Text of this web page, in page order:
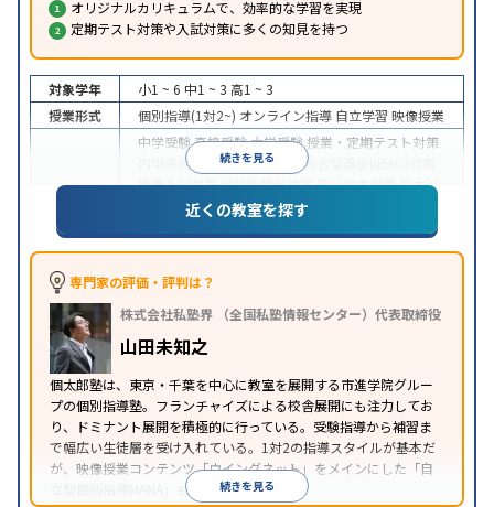
オリジナルカリキュラムで、効率的な学習を実現
定期テスト対策や入試対策に多くの知見を持つ
続きを見る
対象学年 小1 ~ 6 中1 ~ 3 高1 ~ 3
授業形式
個別指導(1対2~) オンライン指導 自立学習 映像授業
中学受験高校受験大学受験 授業・定期テスト対策
内申点対策
学習習慣の定着
総合型選抜(旧AO)対策
推薦入試対策学校別特化対策国公立大対策私大対
共通テスト対策英検(英語検定)対策
その他
特徴
中高一貫校生に対応
応
学習にPC・タブレットを利用
科目から受講可能 季節講習のみの受講可自習室あ
り
※2023年3月調査。
小学校高学年の個別指導塾アンケート調査方法
近くの教室を探す
専門家の評価・評判は？
株式会社私塾界 （全国私塾情報センター）代表取締役
山田未知之
個太郎塾は、東京・千葉を中心に教室を展開する市進学院グルー
プの個別指導塾。フランチャイズによる校舎展開にも注力してお
り、ドミナント展開を積極的に行っている。受験指導から補習ま
で幅広い生徒層を受け入れている。1対2の指導スタイルが基本だ
が、映像授業コンテンツ「ウイングネット」をメインにした「自
立型個別指導MANA」も選択できる。
続きを見る